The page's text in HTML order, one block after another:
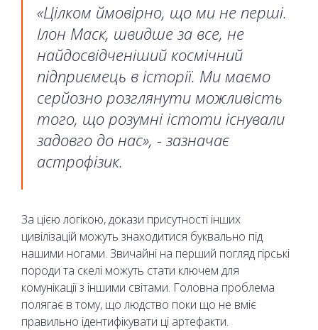
«Цілком ймовірно, що ми не перші.
Ілон Маск, швидше за все, не
найдосвідченіший космічний
підприємець в історії. Ми маємо
серйозно розглянути можливість
того, що розумні істоти існували
задовго до нас», - зазначає
астрофізик.
За цією логікою, докази присутності інших
цивілізацій можуть знаходитися буквально під
нашими ногами. Звичайні на перший погляд гірські
породи та скелі можуть стати ключем для
комунікації з іншими світами. Головна проблема
полягає в тому, що людство поки що не вміє
правильно ідентифікувати ці артефакти.